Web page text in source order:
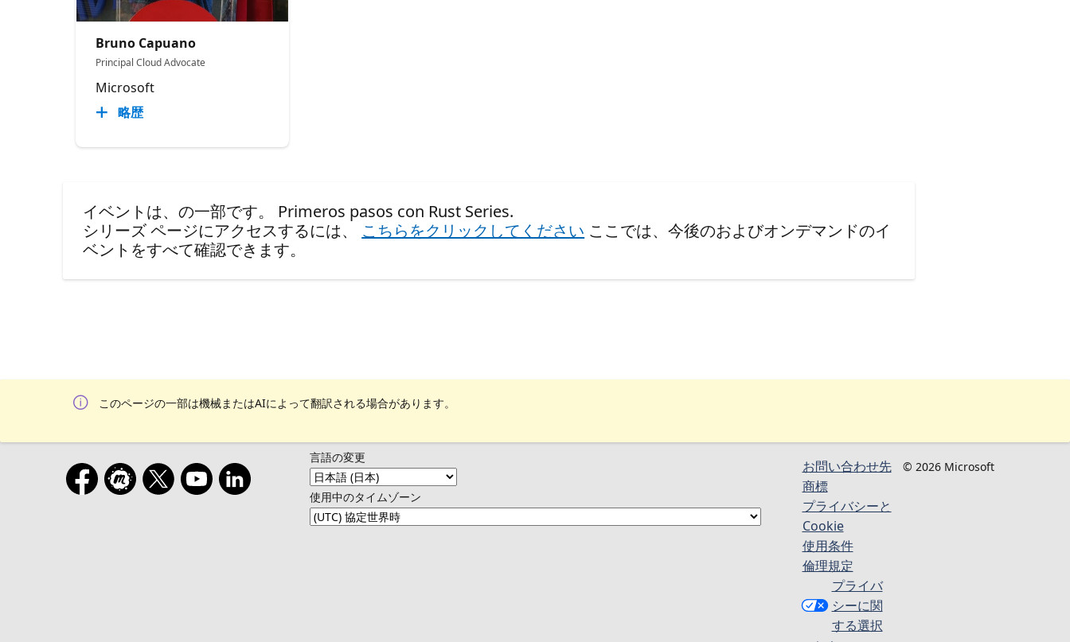
Bruno Capuano
Principal Cloud Advocate
Microsoft
略歴
イベントは、の一部です。 Primeros pasos con Rust Series.
シリーズ ページにアクセスするには、 こちらをクリックしてください ここでは、今後のおよびオンデマンドのイ
ベントをすべて確認できます。
このページの一部は機械またはAIによって翻訳される場合があります。
言語の変更
使用中のタイムゾーン
お問い合わせ先
商標
プライバシーと
Cookie
使用条件
倫理規定
プライバ
シーに関
する選択
© 2026 Microsoft